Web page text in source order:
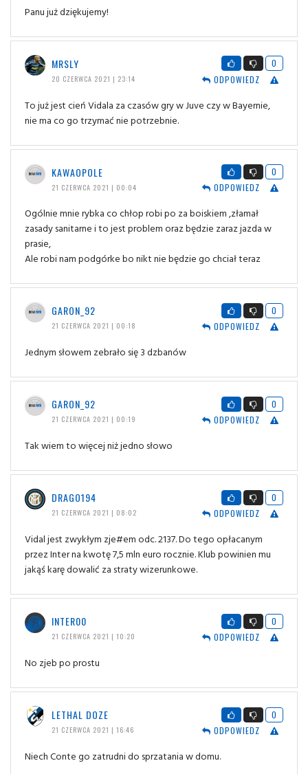
Panu już dziękujemy!
MRSLY
20 CZERWCA 2021 | 23:14
0
ODPOWIEDZ
To już jest cień Vidala za czasów gry w Juve czy w Bayernie,
nie ma co go trzymać nie potrzebnie.
KAWAOPOLE
21 CZERWCA 2021 | 00:04
0
ODPOWIEDZ
Ogólnie mnie rybka co chłop robi po za boiskiem ,złamał
zasady sanitarne i to jest problem oraz będzie zaraz jazda w
prasie,
Ale robi nam podgórke bo nikt nie będzie go chciał teraz
GARON_92
21 CZERWCA 2021 | 00:18
0
ODPOWIEDZ
Jednym słowem zebrało się 3 dzbanów
GARON_92
21 CZERWCA 2021 | 00:19
0
ODPOWIEDZ
Tak wiem to więcej niż jedno słowo
DRAGO194
21 CZERWCA 2021 | 08:02
0
ODPOWIEDZ
Vidal jest zwykłym zje#em odc. 2137. Do tego opłacanym
przez Inter na kwotę 7,5 mln euro rocznie. Klub powinien mu
jakąś karę dowalić za straty wizerunkowe.
INTER00
21 CZERWCA 2021 | 10:20
0
ODPOWIEDZ
No zjeb po prostu
LETHAL DOZE
21 CZERWCA 2021 | 16:46
0
ODPOWIEDZ
Niech Conte go zatrudni do sprzatania w domu.